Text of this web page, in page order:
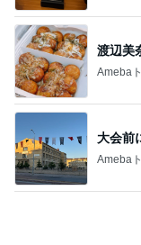
モモコ
Ameba